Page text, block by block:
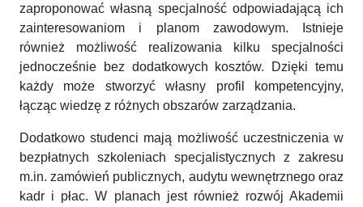
zaproponować własną specjalność odpowiadającą ich
zainteresowaniom i planom zawodowym. Istnieje
również możliwość realizowania kilku specjalności
jednocześnie bez dodatkowych kosztów. Dzięki temu
każdy może stworzyć własny profil kompetencyjny,
łącząc wiedzę z różnych obszarów zarządzania.
Dodatkowo studenci mają możliwość uczestniczenia w
bezpłatnych szkoleniach specjalistycznych z zakresu
m.in. zamówień publicznych, audytu wewnętrznego oraz
kadr i płac. W planach jest również rozwój Akademii